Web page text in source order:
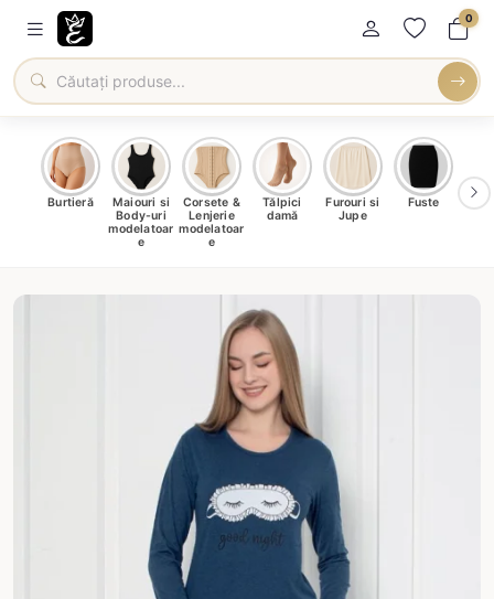
0
Burtieră
Maiouri si
Body-uri
modelatoar
e
Corsete &
Lenjerie
modelatoar
e
Tălpici
damă
Furouri si
Jupe
Fuste